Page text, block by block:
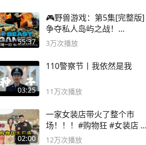
55:37
🎮野兽游戏：第5集[完整版]
争夺私人岛屿之战！
#MrBeastChina
3万次播放
03:25
110警察节丨我依然是我
11万次播放
02:00
一家女装店带火了整个市
场！！！#购物狂 #女装店 #
高品质女装
12万次播放